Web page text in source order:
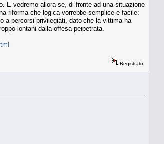
E vedremo allora se, di fronte ad una situazione
riforma che logica vorrebbe semplice e facile:
a percorsi privilegiati, dato che la vittima ha
lontani dalla offesa perpetrata.
Registrato